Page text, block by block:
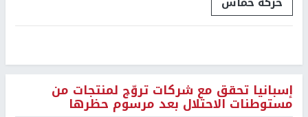
إسبانيا تحقق مع شركات تروّج لمنتجات من
مستوطنات الاحتلال بعد مرسوم حظرها